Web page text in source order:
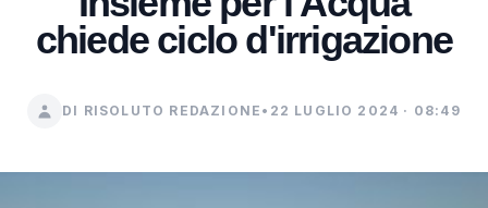
chiede ciclo d'irrigazione
DI RISOLUTO REDAZIONE • 22 LUGLIO 2024 · 08:49